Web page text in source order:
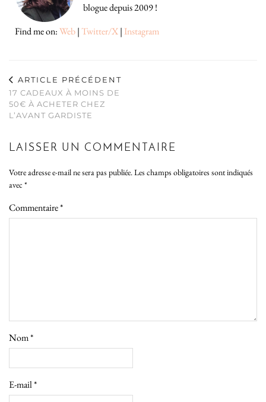
blogue depuis 2009 !
Find me on:Web|Twitter/X| Instagram
ARTICLE PRÉCÉDENT
17 CADEAUX À MOINS DE
50€ À ACHETER CHEZ
L’AVANT GARDISTE
LAISSER UN COMMENTAIRE
Votre adresse e-mail ne sera pas publiée.Les champs obligatoires sont indiqués
avec *
Commentaire*
Nom*
E-mail*